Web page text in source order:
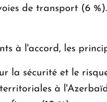
de transport (6 %).
à l'accord, les
la sécurité et le
territoriales à